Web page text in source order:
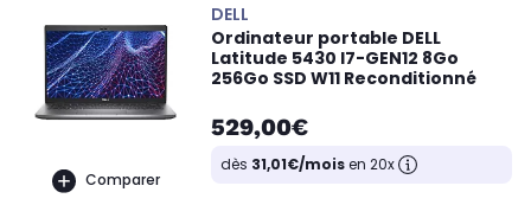
Comparer
DELL
Ordinateur portable DELL
Latitude 5430 I7-GEN12 8Go
256Go SSD W11 Reconditionné
529,00€
dès 31,01€/moisen 20x